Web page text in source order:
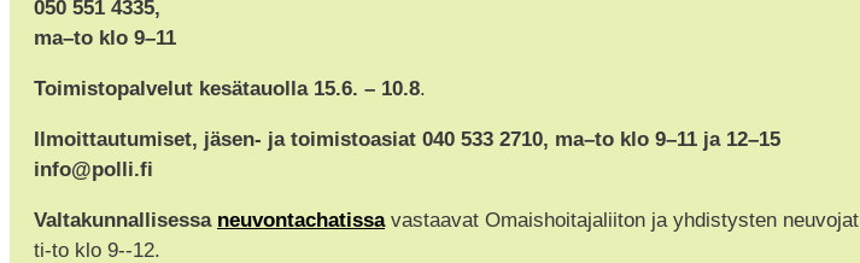
050 551 4335,
ma–to klo 9–11
Toimistopalvelut kesätauolla 15.6. – 10.8.
Ilmoittautumiset, jäsen- ja toimistoasiat 040 533 2710, ma–to klo 9–11 ja 12–15
info@polli.fi
Valtakunnallisessa neuvontachatissavastaavat Omaishoitajaliiton ja yhdistysten neuvojat
ti-to klo 9--12.